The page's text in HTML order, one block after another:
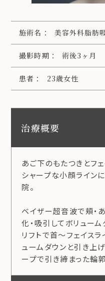
施術名： 美容外科脂肪
撮影時期： 術後3ヶ月
患者： 23歳女性
治療概要
あご下のもたつきとフ
シャープな小顔ライン
院。
ベイザー超音波で頬・
化・吸引してボリュー
リフトで首〜フェイスラ
ュームダウンと引き上
ープで引き締まった輪